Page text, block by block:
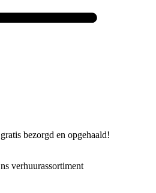
bezorgd en opgehaald!
verhuurassortiment